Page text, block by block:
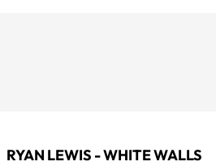
RYAN LEWIS - WHITE WALLS